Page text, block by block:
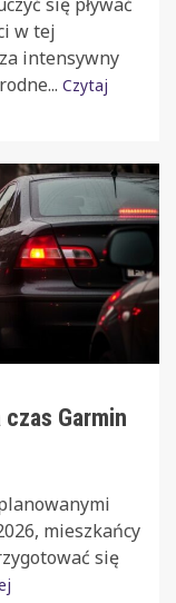
w tej
intensywny
Czytaj
Garmin
mieszkańcy
się